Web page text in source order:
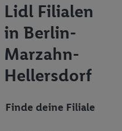
Lidl Filialen
in Berlin-
Marzahn-
Hellersdorf
Finde deine Filiale